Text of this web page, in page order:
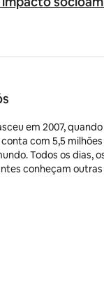
em 2007,
com 5,5
Todos os dias,
conheçam